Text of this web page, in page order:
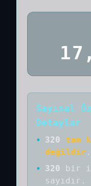
Sayısal
Detaylar
• 320
tam
değildir .
•
320 bir
sayıdır .